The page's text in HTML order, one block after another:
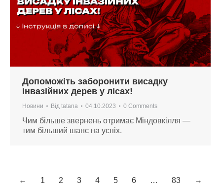
Допоможіть заборонити висадку
інвазійних дерев у лісах!
Новини Від tatana 04.10.2023 0 Comments
Чим більше звернень отримає Міндовкілля —
тим більший шанс на успіх.
← 1 2 3 4 5 6 … 83 →